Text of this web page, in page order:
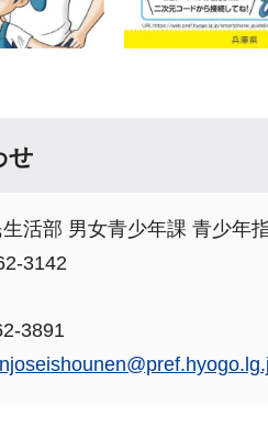
せ
活部 男女青少年課 青少年
3142
3891